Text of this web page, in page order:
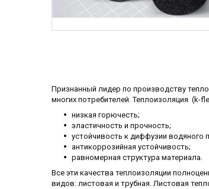
Признанный лидер по производству
многих потребителей. Теплоизоляция
низкая горючесть;
эластичность и прочность;
устойчивость к диффузии водяного
антикоррозийная устойчивость;
равномерная структура материала.
Все эти качества теплоизоляции
видов: листовая и трубная. Листовая